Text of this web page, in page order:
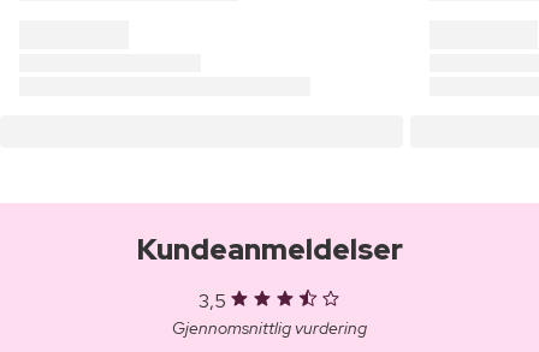
Kundeanmeldelser
3,5
Gjennomsnittlig vurdering